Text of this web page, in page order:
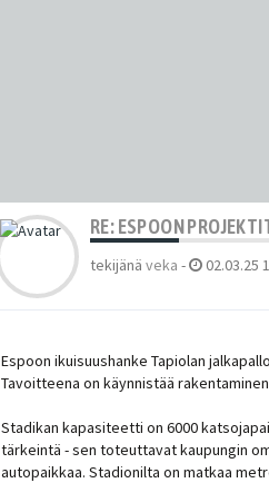
RE: ESPOON
tekijänä veka - 02.03.25
Espoon ikuisuushanke Tapiolan
Tavoitteena on käynnistää
Stadikan kapasiteetti on 6000
tärkeintä - sen toteuttavat kaupungin
autopaikkaa. Stadionilta on matkaa